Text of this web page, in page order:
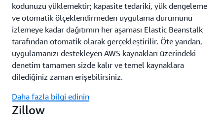
kodunuzu yüklemektir; kapasite tedariki, yük dengeleme
ve otomatik ölçeklendirmeden uygulama durumunu
izlemeye kadar dağıtımın her aşaması Elastic Beanstalk
tarafından otomatik olarak gerçekleştirilir. Öte yandan,
uygulamanızı destekleyen AWS kaynakları üzerindeki
denetim tamamen sizde kalır ve temel kaynaklara
dilediğiniz zaman erişebilirsiniz.
Daha fazla bilgi edinin
Zillow